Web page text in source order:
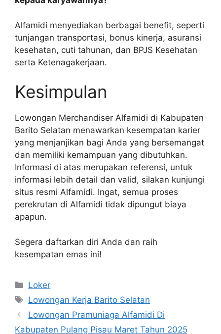
Alfamidi menyediakan berbagai benefit, seperti
tunjangan transportasi, bonus kinerja, asuransi
kesehatan, cuti tahunan, dan BPJS Kesehatan
serta Ketenagakerjaan.
Kesimpulan
Lowongan Merchandiser Alfamidi di Kabupaten
Barito Selatan menawarkan kesempatan karier
yang menjanjikan bagi Anda yang bersemangat
dan memiliki kemampuan yang dibutuhkan.
Informasi di atas merupakan referensi, untuk
informasi lebih detail dan valid, silakan kunjungi
situs resmi Alfamidi. Ingat, semua proses
perekrutan di Alfamidi tidak dipungut biaya
apapun.
Segera daftarkan diri Anda dan raih
kesempatan emas ini!
Kategori
Loker
Tag
Lowongan Kerja Barito Selatan
Lowongan Pramuniaga Alfamidi Di
Kabupaten Pulang Pisau Maret Tahun 2025